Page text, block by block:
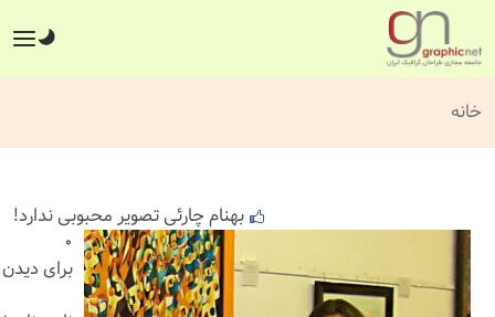
خانه
بهنام چارئی تصویر محبوبی ندارد!
۰
برای